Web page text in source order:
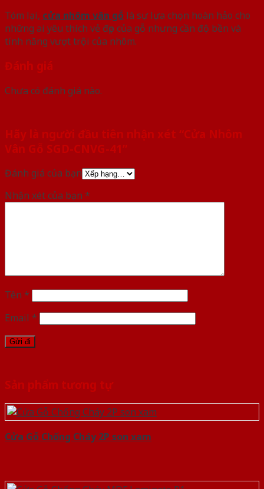
Tóm lại, cửa nhôm vân gỗ là sự lựa chọn hoàn hảo cho
những ai yêu thích vẻ đẹp của gỗ nhưng cần độ bền và
tính năng vượt trội của nhôm.
Đánh giá
Chưa có đánh giá nào.
Hãy là người đầu tiên nhận xét “Cửa Nhôm
Vân Gỗ SGD-CNVG-41”
Đánh giá của bạn
Nhận xét của bạn *
Tên *
Email *
Sản phẩm tương tự
Cửa Gỗ Chống Cháy 2P son xam